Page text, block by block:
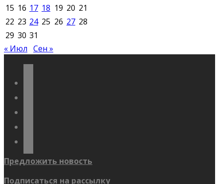
15 16 17 18 19 20 21
22 23 24 25 26 27 28
29 30 31
« Июл Сен »
Предложить новость
Подписаться на рассылку